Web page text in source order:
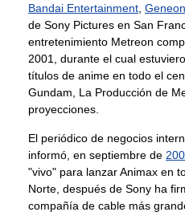
Bandai Entertainment, Geneon
de Sony Pictures en San
entretenimiento Metreon
2001, durante el cual
títulos de anime en todo el
Gundam, La Producción de
proyecciones.
El periódico de negocios
informó, en septiembre de
"vivo" para lanzar Animax en
Norte, después de Sony ha
compañía de cable más